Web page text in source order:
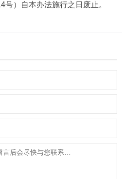
）自本办法施行之日废止。